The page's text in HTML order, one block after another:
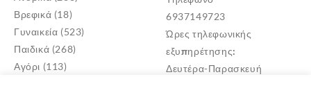
Βρεφικά (18)
Γυναικεία (523)
Παιδικά (268)
Αγόρι (113)
6937149723
Ώρες τηλεφωνικής
εξυπηρέτησης:
Δευτέρα-Παρασκευή